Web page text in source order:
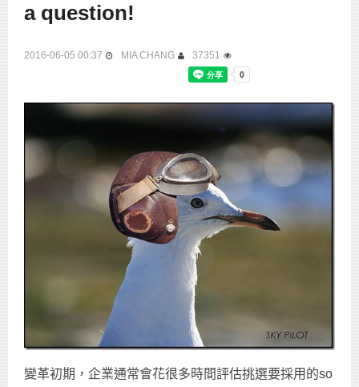
a question!
2016-06-05 00:37 MIA CHANG 37351
變革初期，企業通常會花很多時間評估挑選要採用的so